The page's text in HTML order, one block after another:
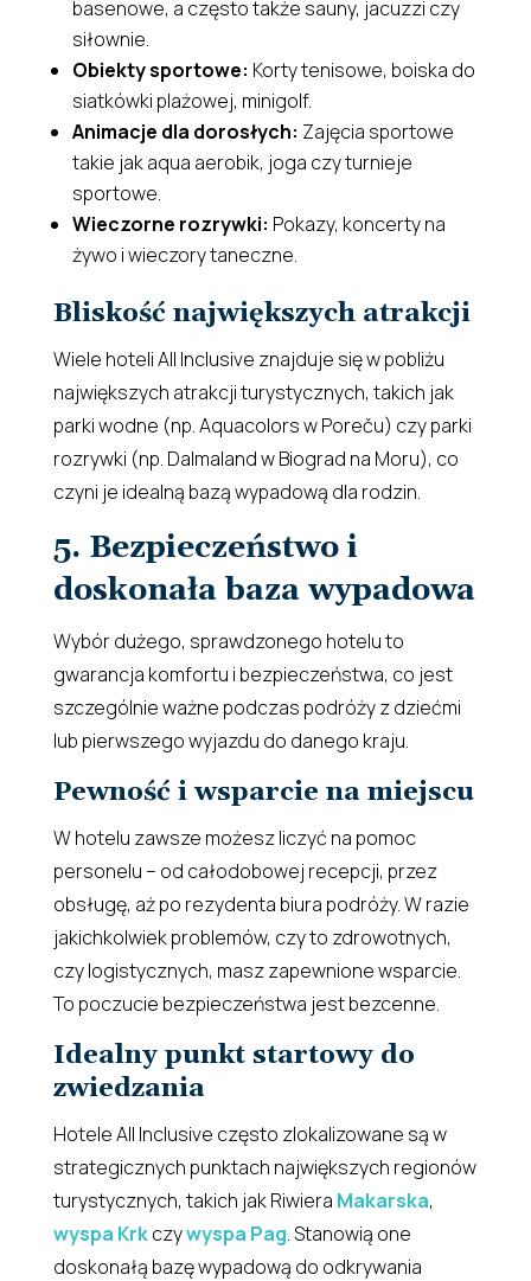
basenowe, a często także sauny, jacuzzi czy
siłownie.
Obiekty sportowe: Korty tenisowe, boiska do
siatkówki plażowej, minigolf.
Animacje dla dorosłych: Zajęcia sportowe
takie jak aqua aerobik, joga czy turnieje
sportowe.
Wieczorne rozrywki: Pokazy, koncerty na
żywo i wieczory taneczne.
Bliskość największych atrakcji
Wiele hoteli All Inclusive znajduje się w pobliżu
największych atrakcji turystycznych, takich jak
parki wodne (np. Aquacolors w Poreču) czy parki
rozrywki (np. Dalmaland w Biograd na Moru), co
czyni je idealną bazą wypadową dla rodzin.
5. Bezpieczeństwo i
doskonała baza wypadowa
Wybór dużego, sprawdzonego hotelu to
gwarancja komfortu i bezpieczeństwa, co jest
szczególnie ważne podczas podróży z dziećmi
lub pierwszego wyjazdu do danego kraju.
Pewność i wsparcie na miejscu
W hotelu zawsze możesz liczyć na pomoc
personelu – od całodobowej recepcji, przez
obsługę, aż po rezydenta biura podróży. W razie
jakichkolwiek problemów, czy to zdrowotnych,
czy logistycznych, masz zapewnione wsparcie.
To poczucie bezpieczeństwa jest bezcenne.
Idealny punkt startowy do
zwiedzania
Hotele All Inclusive często zlokalizowane są w
strategicznych punktach największych regionów
turystycznych, takich jak Riwiera Makarska,
wyspa Krkczywyspa Pag. Stanowią one
doskonałą bazę wypadową do odkrywania